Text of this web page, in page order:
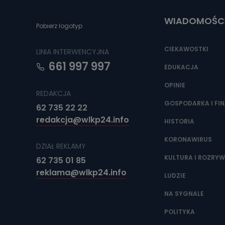
Jakie
Państwa (lub
oraz partnerzy
Jak
Można to
Pobierz logotyp
LINIA INTERWENCYJNA
661 997 997
REDAKCJA
62 735 22 22
redakcja@wlkp24.info
DZIAŁ REKLAMY
62 735 01 85
reklama@wlkp24.info
CIEKAWOSTKI
EDUKACJA
OPINIE
GOSPODARKA I
HISTORIA
KORONAWIRUS
KULTURA I
LUDZIE
NA SYGNALE
POLITYKA